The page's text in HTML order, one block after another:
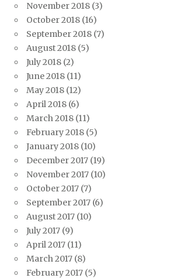
November 2018 (3)
October 2018 (16)
September 2018 (7)
August 2018 (5)
July 2018 (2)
June 2018 (11)
May 2018 (12)
April 2018 (6)
March 2018 (11)
February 2018 (5)
January 2018 (10)
December 2017 (19)
November 2017 (10)
October 2017 (7)
September 2017 (6)
August 2017 (10)
July 2017 (9)
April 2017 (11)
March 2017 (8)
February 2017 (5)